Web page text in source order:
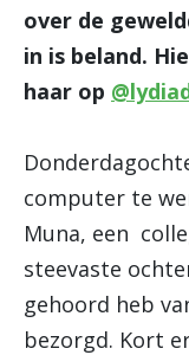
over de
in is beland.
haar op
computer te
Muna, een
steevaste
gehoord heb
bezorgd. Kort